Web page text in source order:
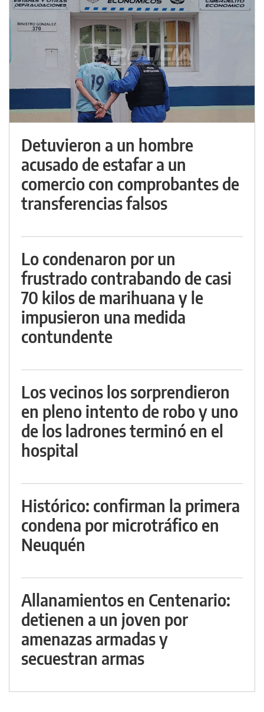
Detuvieron a un hombre
acusado de estafar a un
comercio con comprobantes de
transferencias falsos
Lo condenaron por un
frustrado contrabando de casi
70 kilos de marihuana y le
impusieron una medida
contundente
Los vecinos los sorprendieron
en pleno intento de robo y uno
de los ladrones terminó en el
hospital
Histórico: confirman la primera
condena por microtráfico en
Neuquén
Allanamientos en Centenario:
detienen a un joven por
amenazas armadas y
secuestran armas